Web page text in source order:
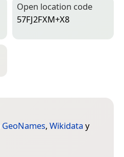
Open location code
57FJ2FXM+X8
GeoNames, Wikidata y